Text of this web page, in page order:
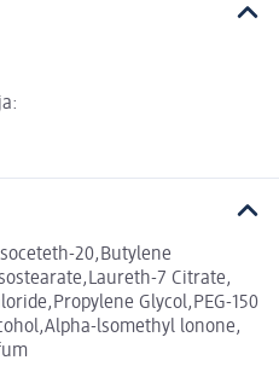
20,Butylene
7 Citrate,
Glycol,PEG-150
lsomethyl lonone,